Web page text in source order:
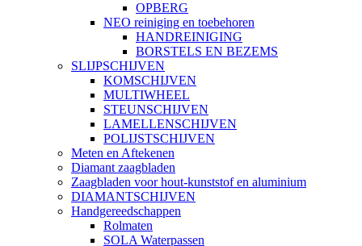
OPBERG
NEO reiniging en toebehoren
HANDREINIGING
BORSTELS EN BEZEMS
SLIJPSCHIJVEN
KOMSCHIJVEN
MULTIWHEEL
STEUNSCHIJVEN
LAMELLENSCHIJVEN
POLIJSTSCHIJVEN
Meten en Aftekenen
Diamant zaagbladen
Zaagbladen voor hout-kunststof en aluminium
DIAMANTSCHIJVEN
Handgereedschappen
Rolmaten
SOLA Waterpassen